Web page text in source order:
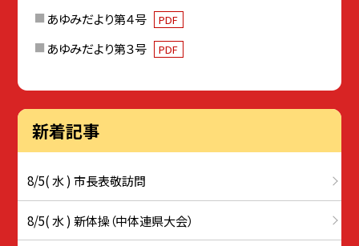
あゆみだより第４号
PDF
あゆみだより第３号 PDF
新着記事
8/5( 水 ) 市長表敬訪問
8/5( 水 ) 新体操（中体連県大会）